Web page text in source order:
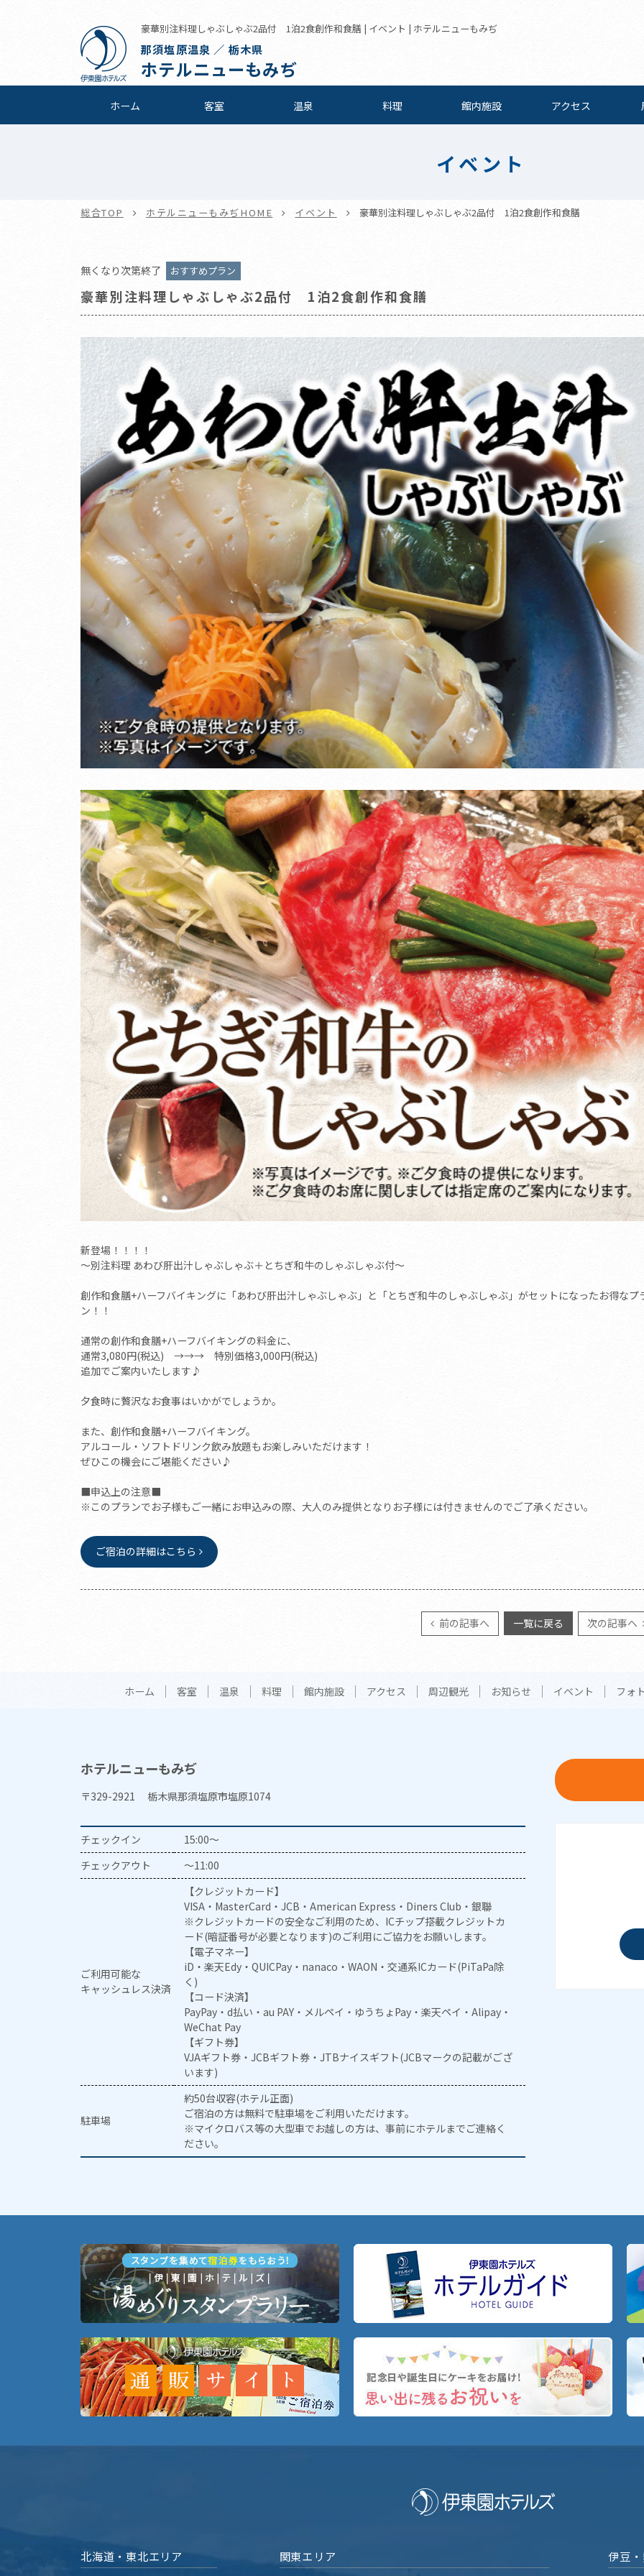
豪華別注料理しゃぶしゃぶ2品付 1泊2食創作和食膳 | イベント | ホテルニューもみぢ
那須塩原温泉 ／ 栃木県
ホテルニューもみぢ
ホーム 客室 温泉 料理 館内施設 アクセス
イベント
総合TOP ホテルニューもみぢHOME イベント 豪華別注料理しゃぶしゃぶ2品付 1泊2食創作和食膳
無くなり次第終了 おすすめプラン
豪華別注料理しゃぶしゃぶ2品付 1泊2食創作和食膳
新登場！！！！
〜別注料理 あわび肝出汁しゃぶしゃぶ＋とちぎ和牛のしゃぶしゃぶ付〜
創作和食膳+ハーフバイキングに「あわび肝出汁しゃぶしゃぶ」と「とちぎ和牛のしゃぶしゃぶ」がセットになったお得なプ
ン！！
通常の創作和食膳+ハーフバイキングの料金に、
通常3,080円(税込) →→→ 特別価格3,000円(税込)
追加でご案内いたします♪
夕食時に贅沢なお食事はいかがでしょうか。
また、創作和食膳+ハーフバイキング。
アルコール・ソフトドリンク飲み放題もお楽しみいただけます！
ぜひこの機会にご堪能ください♪
■申込上の注意■
※このプランでお子様もご一緒にお申込みの際、大人のみ提供となりお子様には付きませんのでご了承ください。
ご宿泊の詳細はこちら
前の記事へ 一覧に戻る 次の記事へ
ホーム 客室 温泉 料理 館内施設 アクセス 周辺観光 お知らせ イベント フォ
ホテルニューもみぢ
〒329-2921 栃木県那須塩原市塩原1074
チェックイン
15:00～
チェックアウト
～11:00
ご利用可能な
キャッシュレス決済
【クレジットカード】
VISA・MasterCard・JCB・American Express・Diners Club・銀聯
※クレジットカードの安全なご利用のため、ICチップ搭載クレジットカ
ード(暗証番号が必要となります)のご利用にご協力をお願いします。
【電子マネー】
iD・楽天Edy・QUICPay・nanaco・WAON・交通系ICカード(PiTaPa除
く)
【コード決済】
PayPay・d払い・au PAY・メルペイ・ゆうちょPay・楽天ペイ・Alipay・
WeChat Pay
【ギフト券】
VJAギフト券・JCBギフト券・JTBナイスギフト(JCBマークの記載がござ
います)
駐車場
約50台収容(ホテル正面)
ご宿泊の方は無料で駐車場をご利用いただけます。
※マイクロバス等の大型車でお越しの方は、事前にホテルまでご連絡く
ださい。
北海道・東北エリア 関東エリア 伊豆